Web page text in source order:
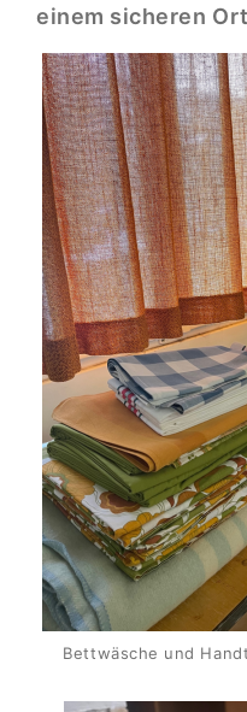
einem sicheren
Bettwäsche und